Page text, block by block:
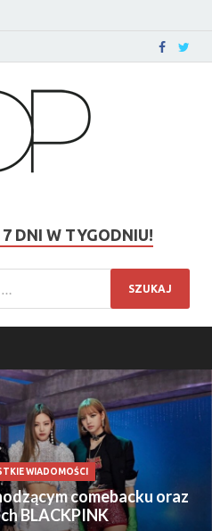
7 DNI W TYGODNIU!
WIADOMOŚCI
comebacku oraz
BLACKPINK